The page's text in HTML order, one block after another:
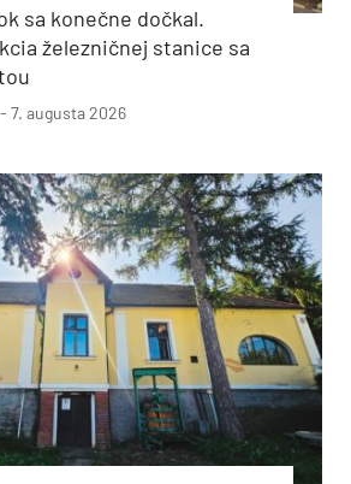
sa konečne dočkal.
železničnej stanice sa
- 7. augusta 2026